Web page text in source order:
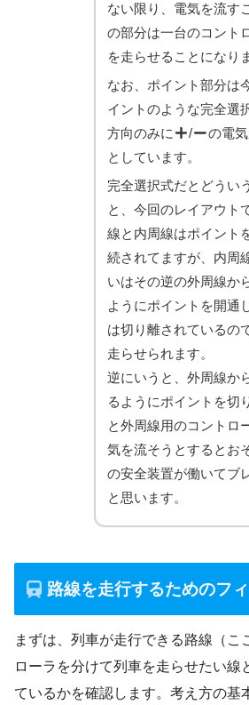
ない限り、電気を流す
の部分は一台のコント
を走らせることになり
なお、ポイント部分は
イントのような完全選
方向のみに
/
の電
としています。
完全選択式だとどうい
と、今回のレイアウト
線と内周線はポイント
続されてますが、内周
いはその逆の外周線か
ようにポイントを開通
は切り離されているの
走らせられます。
逆にいうと、外周線か
るようにポイントを切
と外周線用のコントロ
気を流そうとするとお
の安全装置が働いてブ
と思います。
路線を走行するためのフ
まずは、列車が走行できる路線（こ
ローラを分けて列車を走らせたい線
ているかを確認します。考え方の基